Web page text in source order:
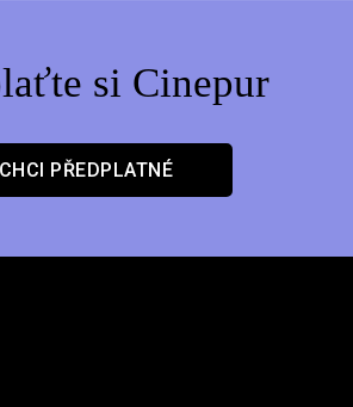
si Cinepur
CHCI PŘEDPLATNÉ